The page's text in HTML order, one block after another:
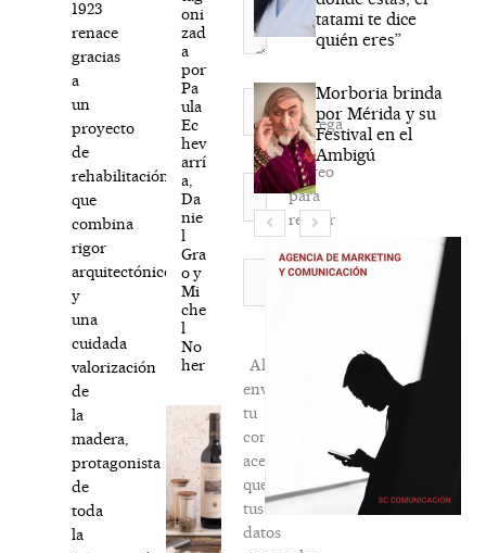
1923
renace
gracias
a
un
proyecto
de
rehabilitación
que
combina
rigor
arquitectónico
y
una
cuidada
valorización
de
la
madera,
protagonista
de
toda
la
oni
zad
a
por
Pa
ula
Ec
hev
arrí
a,
Da
nie
l
Gra
o y
Mi
che
l
No
her
Nombre*
Correo
electrónico*
Agréga
mi
correo
para
recibir
la
newsletter
Al
enviar
tu
comentario,
aceptas
que
tus
datos
tatami te dice
quién eres”
Morboria brinda
por Mérida y su
Festival en el
Ambigú